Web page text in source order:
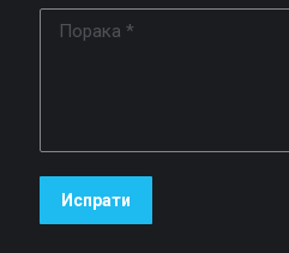
Порака *
Испрати